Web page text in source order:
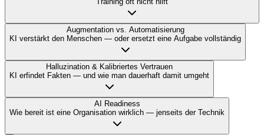
Augmentation vs. Automatisierung
KI verstärkt den Menschen — oder ersetzt eine Aufgabe vollständig
Halluzination & Kalibriertes Vertrauen
KI erfindet Fakten — und wie man dauerhaft damit umgeht
AI Readiness
Wie bereit ist eine Organisation wirklich — jenseits der Technik